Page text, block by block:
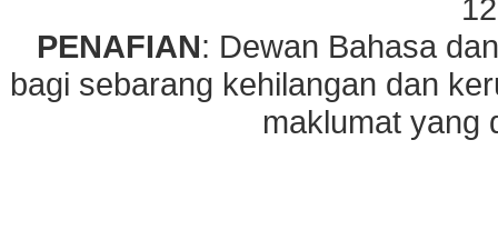
PENAFIAN: Dewan Bahasa
bagi sebarang kehilangan dan
maklumat yang